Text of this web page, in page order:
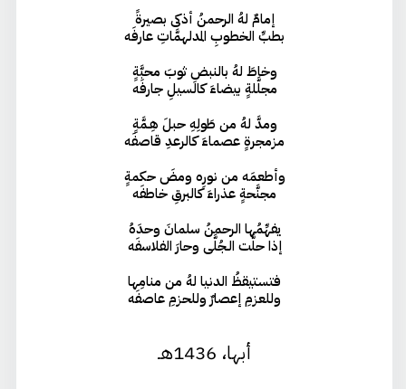
إمامٌ لهُ الرحمنُ أذكى بصيرةً
بطبِّ الخطوبِ المدلهمَّاتِ عارفَه
وخاطَ لهُ بالنبضِ ثوبَ محبَّةٍ
مجلَّلةٍ بيضاءَ كالسيلِ جارفَه
ومدَّ لهُ من طَولِهِ حبلَ هِـمَّةٍ
مزمجرةٍ عصماءَ كالرعدِ قاصفَه
وأطعمَه من نورِه ومضَ حكمةٍ
مجنَّحةٍ عذراءَ كالبرقِ خاطفَه
يفهِّمُها الرحمنُ سلمانَ وحدَهُ
إذا حلَّت الـجُلَّى وحارَ الفلاسفَه
فتستيقظُ الدنيا لهُ من منامِها
وللعزمِ إعصارٌ وللحزمِ عاصفَه
أبها، 1436هـ